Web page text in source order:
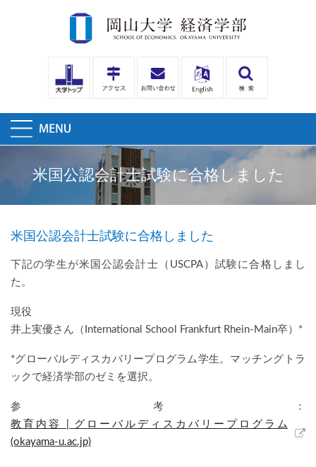
米国公認会計士試験に合格しました
米国公認会計士試験に合格しました
下記の学生が米国公認会計士（ USCPA）試験に合格しまし
た。
現役
井上実優さん（ International School Frankfurt Rhein-Main卒） *
*グローバルディスカバリープログラム学生。マッチングトラ
ックで経済学部のゼミを選択。
参考：
教育内容
グローバルディスカバリープログラム
(okayama-u.ac.jp)